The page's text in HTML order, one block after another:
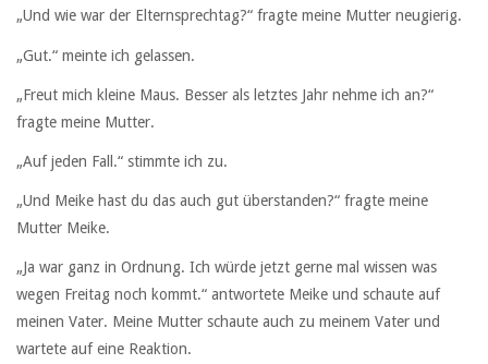
„Und wie war der Elternsprechtag?“ fragte meine Mutter neugierig.
„Gut.“ meinte ich gelassen.
„Freut mich kleine Maus. Besser als letztes Jahr nehme ich an?“
fragte meine Mutter.
„Auf jeden Fall.“ stimmte ich zu.
„Und Meike hast du das auch gut überstanden?“ fragte meine
Mutter Meike.
„Ja war ganz in Ordnung. Ich würde jetzt gerne mal wissen was
wegen Freitag noch kommt.“ antwortete Meike und schaute auf
meinen Vater. Meine Mutter schaute auch zu meinem Vater und
wartete auf eine Reaktion.